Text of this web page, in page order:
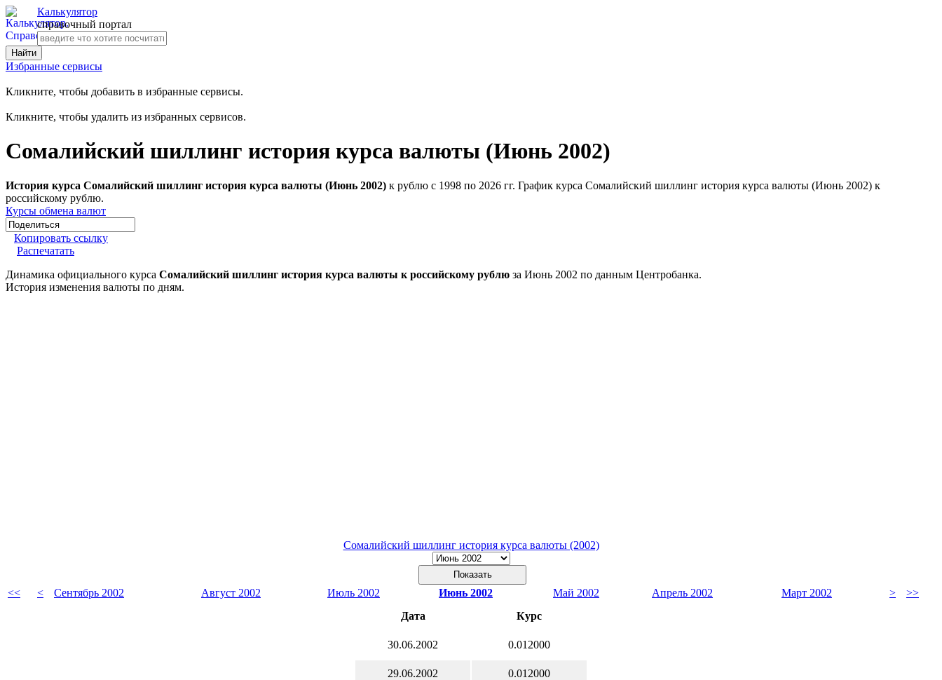
Калькулятор
справочный портал
Избранные сервисы
Кликните, чтобы добавить в избранные сервисы.
Кликните, чтобы удалить из избранных сервисов.
Сомалийский шиллинг история курса валюты (Июнь 2002)
История курса Сомалийский шиллинг история курса валюты (Июнь 2002) к рублю с 1998 по 2026 гг. График курса Сомалийский шиллинг история курса валюты (Июнь 2002) к
российскому рублю.
Курсы обмена валют
Копировать ссылку
Распечатать
Динамика официального курса Сомалийский шиллинг история курса валюты к российскому рублю за Июнь 2002 по данным Центробанка.
История изменения валюты по дням.
Сомалийский шиллинг история курса валюты (2002)
<< < Сентябрь 2002 Август 2002 Июль 2002 Июнь 2002 Май 2002 Апрель 2002 Март 2002 >
>>
Дата
Курс
30.06.2002 0.012000
29.06.2002 0.012000